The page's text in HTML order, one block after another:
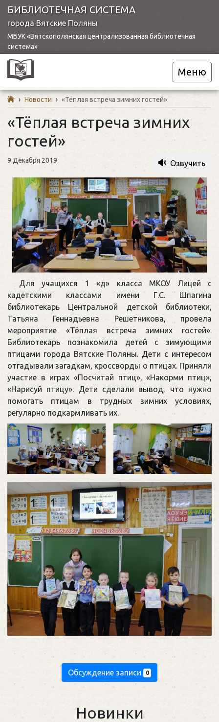
БИБЛИОТЕЧНАЯ СИСТЕМА
города Вятские Поляны
МБУК «Вятскополянская централизованная библиотечная
система»
Меню
› Новости › «Тёплая встреча зимних гостей»
«Тёплая встреча зимних
гостей»
9 Декабря 2019 Озвучить
Для учащихся 1 «д» класса МКОУ Лицей с
кадетскими классами имени Г.С. Шпагина
библиотекарь Центральной детской библиотеки,
Татьяна Геннадьевна Решетникова, провела
мероприятие «Тёплая встреча зимних гостей».
Библиотекарь познакомила детей с зимующими
птицами города Вятские Поляны. Дети с интересом
отгадывали загадкам, кроссворды о птицах. Приняли
участие в играх «Посчитай птиц», «Накорми птиц»,
«Нарисуй птицу». Дети сделали вывод, что нужно
помогать птицам в трудных зимних условиях,
регулярно подкармливать их.
Обсуждение записи 0
Новинки